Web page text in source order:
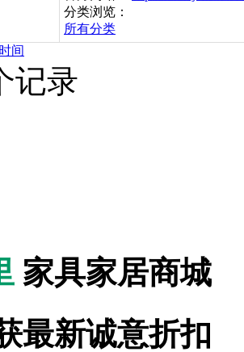
分类浏览：
所有分类
间
记录
家具家居商城
最新诚意折扣